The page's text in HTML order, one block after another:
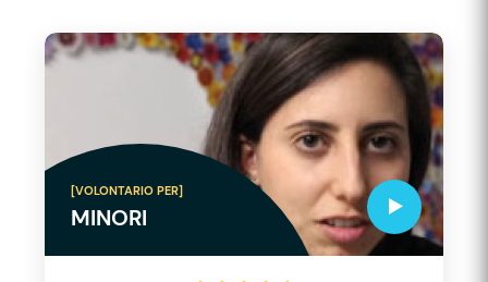
[VOLONTARIO PER]
MINORI